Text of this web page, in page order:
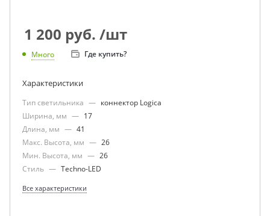
1 200 руб. /шт
Много Где купить?
Характеристики
Тип светильника — коннектор Logica
Ширина, мм — 17
Длина, мм — 41
Макс. Высота, мм — 26
Мин. Высота, мм — 26
Стиль — Techno-LED
Все характеристики